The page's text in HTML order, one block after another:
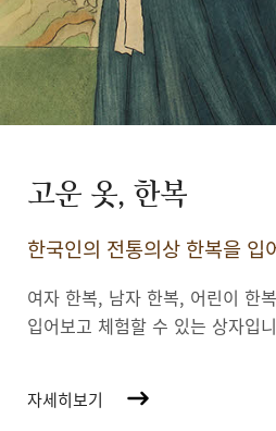
고운 옷, 한복
한국인의 전통의상 한복을 입
여자 한복, 남자 한복, 어린이 한
입어보고 체험할 수 있는 상자입
자세히보기